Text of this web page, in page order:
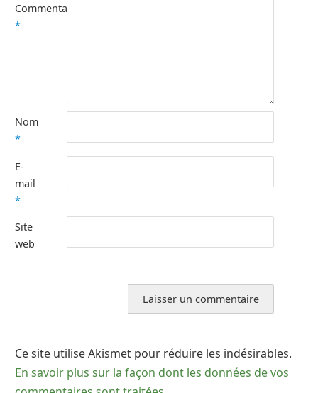
Commentaire
*
Nom
*
E-
mail
*
Site
web
Ce site utilise Akismet pour réduire les indésirables.
En savoir plus sur la façon dont les données de vos